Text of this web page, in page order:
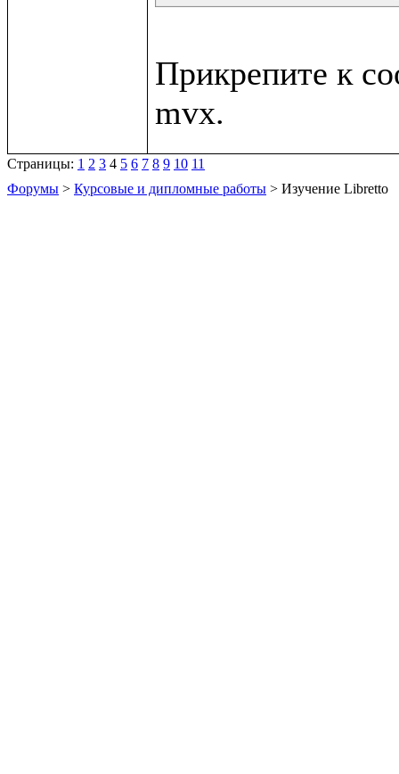
Прикрепите к
Страницы: 1 2 3 4 5 6 7 8 9 10 11
Форумы > Курсовые и дипломные работы > Изучение Libretto